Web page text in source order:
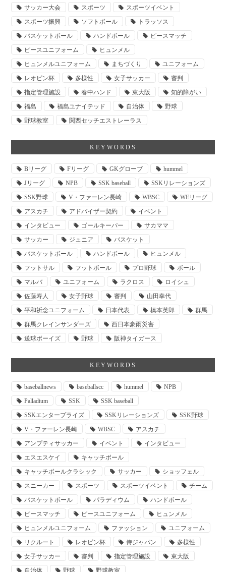
サッカー大会
スポーツ
スポーツイベント
スポーツ振興
ソフトボール
トラッソス
バスケットボール
ハンドボール
ピースマッチ
ピースユニフォーム
ヒュンメル
ヒュンメルユニフォーム
まちづくり
ユニフォーム
レオピン杯
多様性 女子サッカー
審判
指定管理施設
春中ハンド 東大阪
知的障がい
福島
福島ユナイテッド 自治体
野球
野球教室
関西セッチエストレーラス
KEYWORDS
Bリーグ Fリーグ GKグローブ
hummel
Jリーグ
NPB SSK baseball
SSKリレーションズ
SSK野球
V・ファーレン長崎 WBSC
WEリーグ
アスカチ
アドバイザー契約
イベント
インタビュー
ゴールキーパー
サカママ
サッカー
ジュニア
バスケット
バスケットボール
ハンドボール
ヒュンメル
フットサル
フットボール プロ野球
ボール
マルバ
ユニフォーム ラクロス
ロイシュ
佐藤寿人
女子野球 審判
山田幸代
平和祈念ユニフォーム
日本代表 橋本英郎
群馬
群馬クレインサンダーズ
西日本豪雨災害
送球ボーイズ
野球 阪神タイガース
KEYWORDS
baseballnews baseballscc hummel
NPB
Palladium
SSK
SSK baseball
SSKエンタープライズ
SSKリレーションズ
SSK野球
V・ファーレン長崎
WBSC
アスカチ
アンプティサッカー
イベント
インタビュー
エスエスケイ
キャッチボール
キャッチボールクラシック
サッカー
ショッフェル
スニーカー
スポーツ スポーツイベント
チーム
バスケットボール
パラディウム
ハンドボール
ピースマッチ
ピースユニフォーム
ヒュンメル
ヒュンメルユニフォーム
ファッション
ユニフォーム
リクルート
レオピン杯 侍ジャパン
多様性
女子サッカー
審判 指定管理施設
東大阪
自治体
野球 野球教室